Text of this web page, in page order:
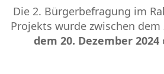
Die 2. Bürgerbefragung im
Projekts wurde zwischen dem
dem 20. Dezember 2024